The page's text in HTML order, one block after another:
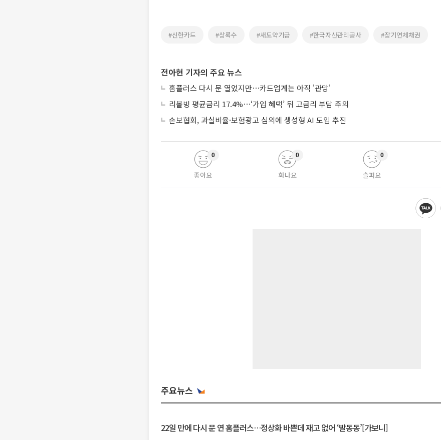
#신한카드 #상록수 #새도약기금 #한국자산관리공사 #장기연체채권
전아현 기자의 주요 뉴스
홈플러스 다시 문 열었지만⋯카드업계는 아직 '관망'
리볼빙 평균금리 17.4%⋯‘가입 혜택’ 뒤 고금리 부담 주의
손보협회, 과실비율·보험광고 심의에 생성형 AI 도입 추진
좋아요
0
화나요
0
슬퍼요
0
주요뉴스
22일 만에 다시 문 연 홈플러스…정상화 바쁜데 재고 없어 ‘발동동’[가보니]